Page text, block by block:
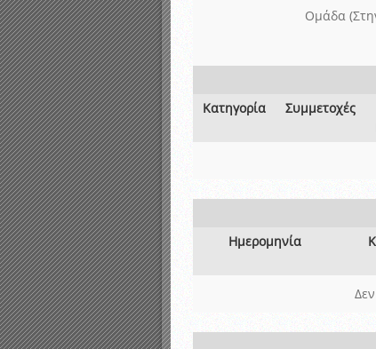
Κληρώσεις
Ομάδα
Κατηγορία
Συμμετοχές
Ημερομηνία